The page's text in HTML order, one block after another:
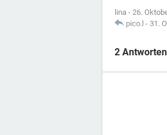
lina - 26.
pico.l - 31.
2 Antworten